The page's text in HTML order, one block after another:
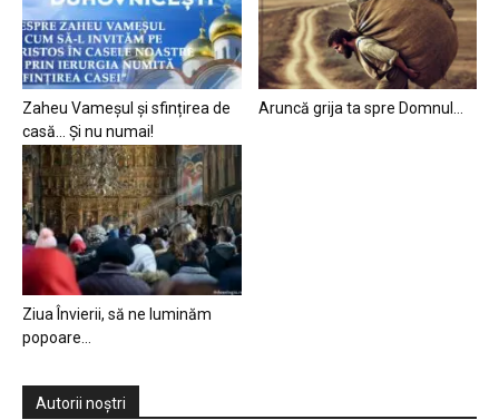
Zaheu Vameșul și sfințirea de
casă… Și nu numai!
Aruncă grija ta spre Domnul…
Ziua Învierii, să ne luminăm
popoare…
Autorii noștri